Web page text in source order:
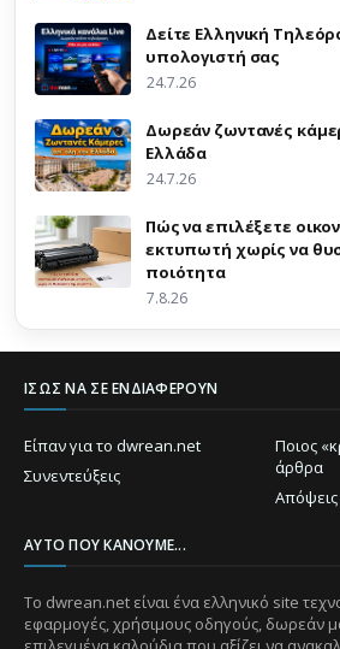
Δείτε Ελληνική
υπολογιστή σας
24.7.26
Δωρεάν ζωντανές
Ελλάδα
24.7.26
Πώς να επιλέξετε
εκτυπωτή χωρίς να
ποιότητα
7.8.26
ΊΣΩΣ ΝΑ ΣΕ ΕΝΔΙΑΦΈΡΟΥΝ
Είπαν για το dwrean.net
Ποιος
άρθρα
Συνεντεύξεις
ΑΥΤΌ ΠΟΥ ΚΆΝΟΥΜΕ...
Το dwrean.net είναι ένα ελληνικό site
εφαρμογές, χρήσιμους οδηγούς, δωρεάν